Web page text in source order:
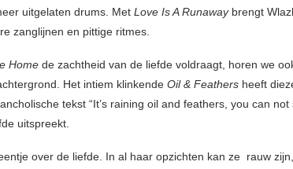
uitgelaten drums. Met Love Is A Runawaybrengt
zanglijnen en pittige ritmes.
Home de zachtheid van de liefde voldraagt, horen we
Het intiem klinkende Oil & Feathers heeft
tekst “It’s raining oil and feathers, you can not
uitspreekt.
over de liefde. In al haar opzichten kan ze rauw